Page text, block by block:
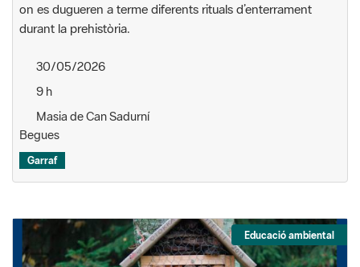
on es dugueren a terme diferents rituals d’enterrament
durant la prehistòria.
30/05/2026
9 h
Masia de Can Sadurní
Begues
Garraf
Educació ambiental